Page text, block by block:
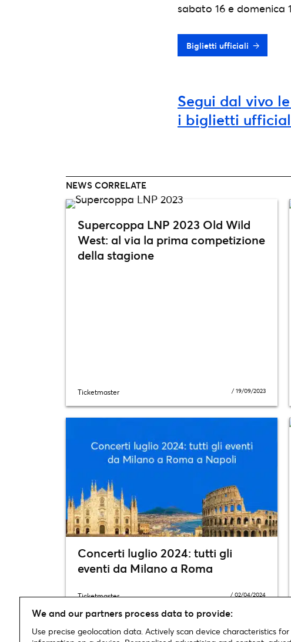
sabato 16 e domenica
Biglietti ufficiali
Segui dal vivo
i biglietti
NEWS CORRELATE
Supercoppa LNP 2023 Old Wild
West: al via la prima competizione
della stagione
Ticketmaster /19/09/2023
Concerti luglio 2024: tutti gli
eventi da Milano a Roma
Ticketmaster /02/04/2024
We and our partners process data to provide:
Use precise geolocation data. Actively scan device characteristics